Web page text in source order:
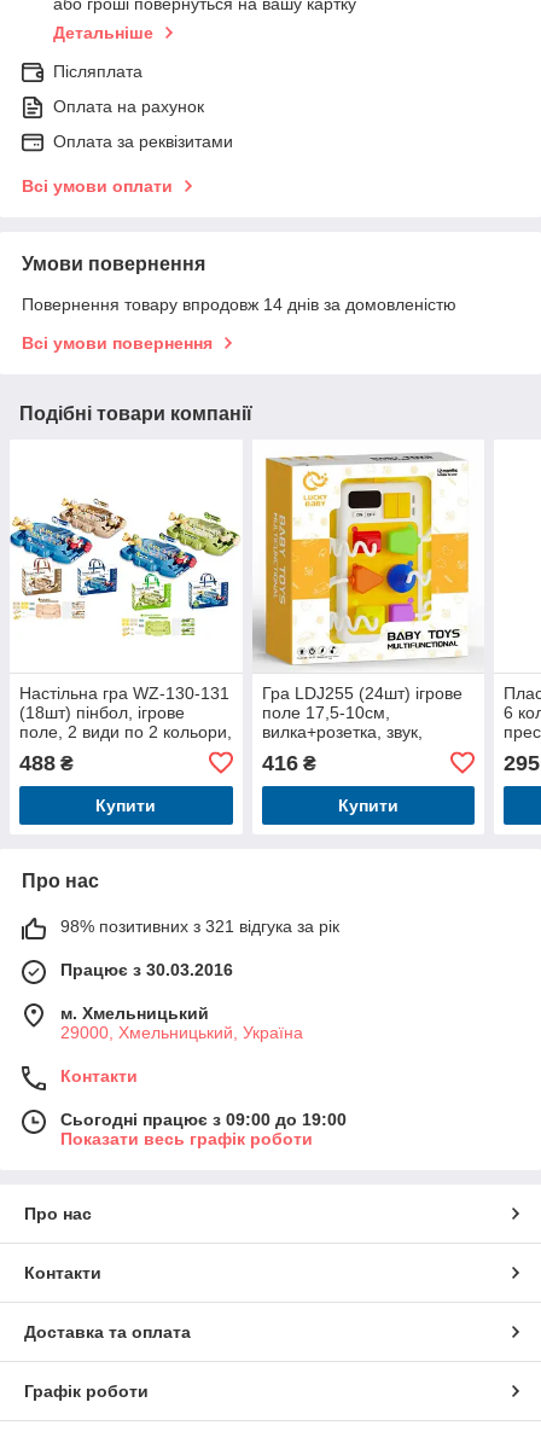
або гроші повернуться на вашу картку
Детальніше
Післяплата
Оплата на рахунок
Оплата за реквізитами
Всі умови оплати
Умови повернення
Повернення товару впродовж 14 днів за домовленістю
Всі умови повернення
Подібні товари компанії
Настільна гра WZ-130-131
(18шт) пінбол, ігрове
поле, 2 види по 2 кольори,
488 ₴
Купити
Гра LDJ255 (24шт) ігрове
поле 17,5-10см,
вилка+розетка, звук,
світло, зміюються режими
гри, на бат-ці, в кор-ці, 20-
23-8,5см
416₴
Купити
6
ці,
295
Про нас
98% позитивних з 321 відгука за рік
Працює з 30.03.2016
м. Хмельницький
29000, Хмельницький, Україна
Контакти
Сьогодні працює з 09:00 до 19:00
Показати весь графік роботи
Про нас
Контакти
Доставка та оплата
Графік роботи